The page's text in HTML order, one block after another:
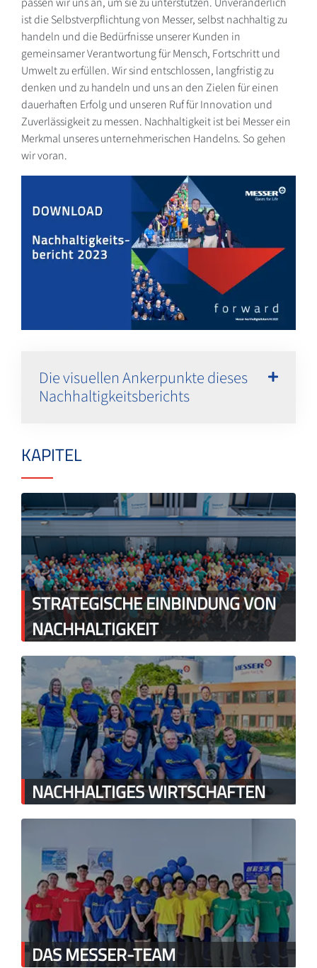
ist die Selbstverpflichtung von Messer, selbst nachhaltig zu
handeln und die Bedürfnisse unserer Kunden in
gemeinsamer Verantwortung für Mensch, Fortschritt und
Umwelt zu erfüllen. Wir sind entschlossen, langfristig zu
denken und zu handeln und uns an den Zielen für einen
dauerhaften Erfolg und unseren Ruf für Innovation und
Zuverlässigkeit zu messen. Nachhaltigkeit ist bei Messer ein
Merkmal unseres unternehmerischen Handelns. So gehen
wir voran.
Die visuellen Ankerpunkte dieses
Nachhaltigkeitsberichts
KAPITEL
STRATEGISCHE EINBINDUNG VON
NACHHALTIGKEIT
NACHHALTIGES WIRTSCHAFTEN
DAS MESSER-TEAM